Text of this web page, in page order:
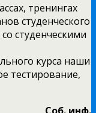
тренингах
студенческого
студенческими
курса наши
тестирование,